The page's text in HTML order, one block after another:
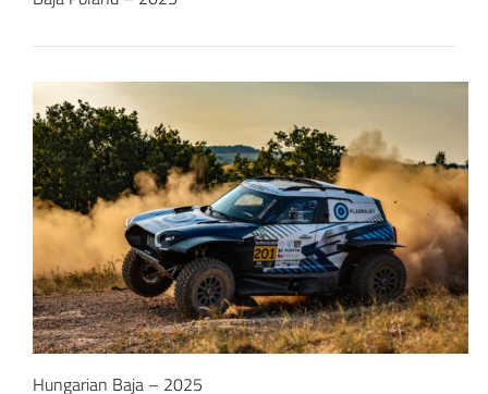
Hungarian Baja – 2025